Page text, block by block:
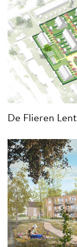
De Flieren Lent